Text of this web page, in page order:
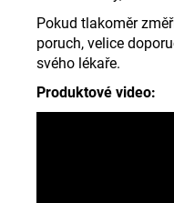
Pokud tlakoměr
poruch, velice
svého lékaře.
Produktové video: